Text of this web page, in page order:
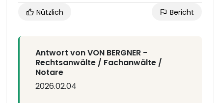
Nützlich Bericht
Antwort von VON BERGNER -
Rechtsanwälte / Fachanwälte /
Notare
2026.02.04